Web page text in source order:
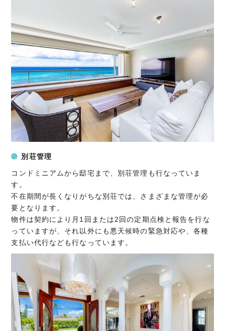
別荘管理
コンドミニアムから邸宅まで、別荘管理も行なっていま
す。
不在期間が長くなりがちな別荘では、さまざまな管理が必
要となります。
物件は契約により月1回または2回の定期点検と報告を行な
っていますが、それ以外にも悪天候時の緊急対応や、各種
支払い代行なども行なっています。